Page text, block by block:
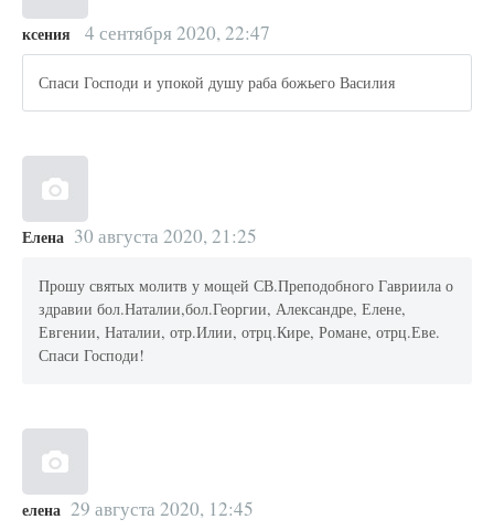
ксения 4 сентября 2020, 22:47
Спаси Господи и упокой душу раба божьего Василия
Елена 30 августа 2020, 21:25
Прошу святых молитв у мощей СВ.Преподобного Гавриила о
здравии бол.Наталии,бол.Георгии, Александре, Елене,
Евгении, Наталии, отр.Илии, отрц.Кире, Романе, отрц.Еве.
Спаси Господи!
елена 29 августа 2020, 12:45